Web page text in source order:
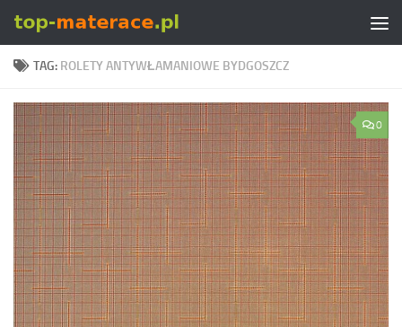
Skip to content
TAG: ROLETY ANTYWŁAMANIOWE BYDGOSZCZ
0